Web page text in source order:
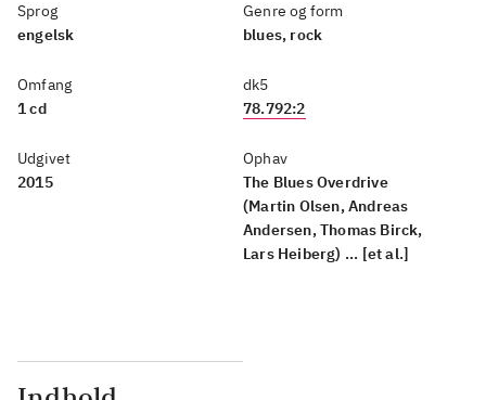
Sprog
engelsk
Omfang
1 cd
Udgivet
2015
Genre og form
blues, rock
dk5
78.792:2
Ophav
The Blues Overdrive
(Martin Olsen, Andreas
Andersen, Thomas Birck,
Lars Heiberg) ... [et al.]